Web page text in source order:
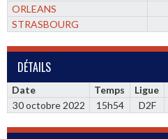
ORLEANS
STRASBOURG
DÉTAILS
Date Temps Ligue
30 octobre 2022
15h54 D2F